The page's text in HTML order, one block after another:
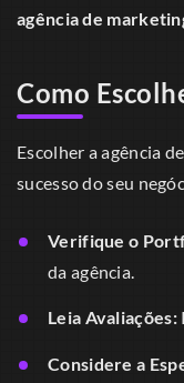
agência de
Como
Escolher a agência
sucesso do seu
Verifique o
da agência.
Leia Avaliações:
Considere a